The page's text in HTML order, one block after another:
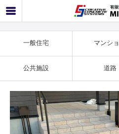
072-726-
お問い合わせ 工事
一般住宅事例 NEWランバリ
一般住宅 マンシ
公共施設 道路